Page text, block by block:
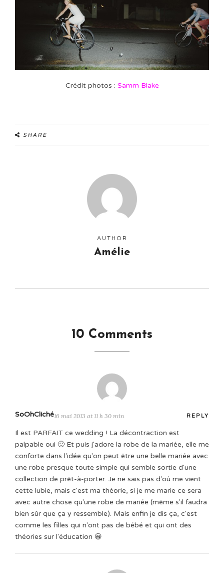
Crédit photos : Samm Blake
SHARE
AUTHOR
Amélie
10 Comments
SoOhCliché16 mai 2013 at 11 h 30 min REPLY
Il est PARFAIT ce wedding ! La décontraction est
palpable oui 🙂 Et puis j'adore la robe de la mariée, elle me
conforte dans l'idée qu'on peut être une belle mariée avec
une robe presque toute simple qui semble sortie d'une
collection de prêt-à-porter. Je ne sais pas d'où me vient
cette lubie, mais c'est ma théorie, si je me marie ce sera
avec autre chose qu'une robe de mariée (même s'il faudra
bien sûr que ça y ressemble). Mais enfin je dis ça, c'est
comme les filles qui n'ont pas de bébé et qui ont des
théories sur l'éducation 😀